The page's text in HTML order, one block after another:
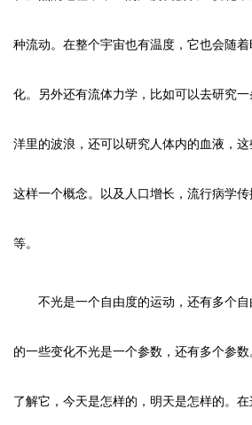
种流动。在整个宇宙也有温度，它也会随
化。另外还有流体力学，比如可以去研究
洋里的波浪，还可以研究人体内的血液，
这样一个概念。以及人口增长，流行病学
等。
不光是一个自由度的运动，还有多个
的一些变化不光是一个参数，还有多个参
了解它，今天是怎样的，明天是怎样的。